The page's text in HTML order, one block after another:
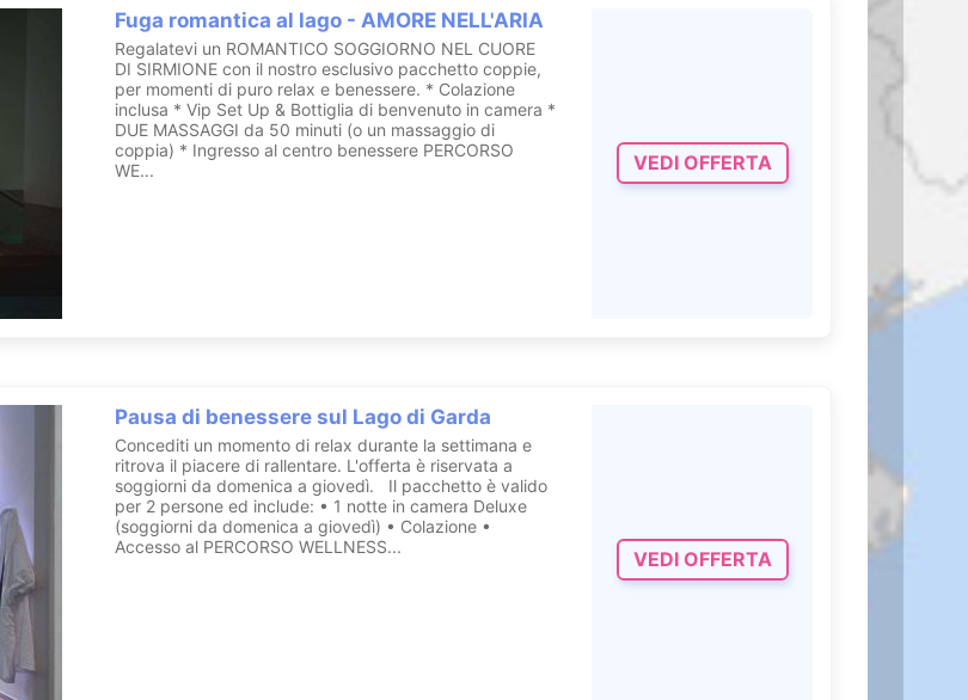
Fuga romantica al lago - AMORE NELL'ARIA
Regalatevi un ROMANTICO SOGGIORNO NEL CUORE
DI SIRMIONE con il nostro esclusivo pacchetto coppie,
per momenti di puro relax e benessere. * Colazione
inclusa * Vip Set Up & Bottiglia di benvenuto in camera *
DUE MASSAGGI da 50 minuti (o un massaggio di
coppia) * Ingresso al centro benessere PERCORSO
WE...
VEDI OFFERTA
Pausa di benessere sul Lago di Garda
Concediti un momento di relax durante la settimana e
ritrova il piacere di rallentare. L'offerta è riservata a
soggiorni da domenica a giovedì. Il pacchetto è valido
per 2 persone ed include: • 1 notte in camera Deluxe
(soggiorni da domenica a giovedì) • Colazione •
Accesso al PERCORSO WELLNESS...
VEDI OFFERTA